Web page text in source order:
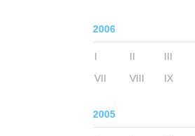
2006
I II III
VII
VIII IX
2005